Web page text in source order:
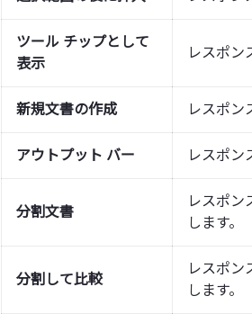
ツール チップとして
表示
レスポン
新規文書の作成 レスポン
アウトプット バー レスポン
分割文書
レスポン
します。
分割して比較
レスポン
します。